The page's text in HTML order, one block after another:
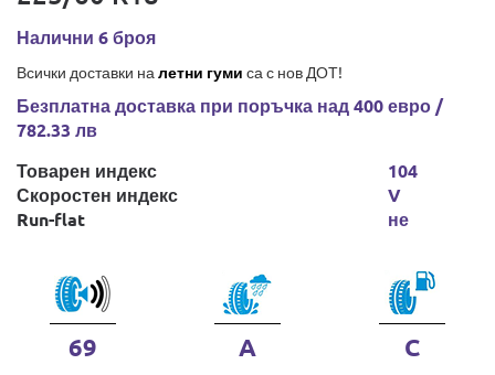
Налични 6 броя
Всички доставки на летни гуми са с нов ДОТ!
Безплатна доставка при поръчка над 400 евро /
782.33 лв
Товарен индекс
Скоростен индекс
Run-flat
104
V
не
69 A C